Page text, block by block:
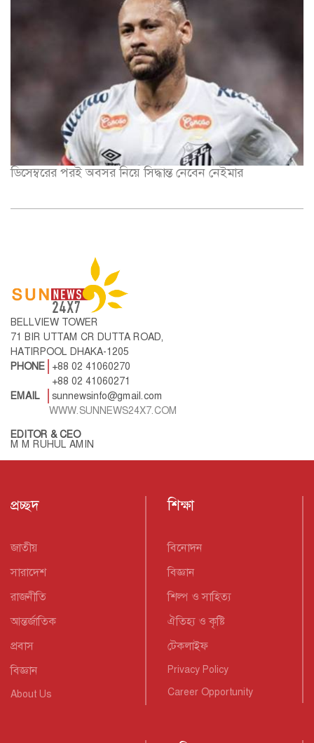
ডিসেম্বরের পরই অবসর নিয়ে সিদ্ধান্ত নেবেন নেইমার
BELLVIEW TOWER
71 BIR UTTAM CR DUTTA ROAD,
HATIRPOOL DHAKA-1205
PHONE
+88 02 41060270
+88 02 41060271
EMAIL
sunnewsinfo@gmail.com
WWW.SUNNEWS24X7.COM
EDITOR & CEO
M M RUHUL AMIN
প্রচ্ছদ
জাতীয়
সারাদেশ
রাজনীতি
আন্তর্জাতিক
প্রবাস
বিজ্ঞান
About Us
শিক্ষা
বিনোদন
বিজ্ঞান
শিল্প ও সাহিত্য
ঐতিহ্য ও কৃষ্টি
টেকলাইফ
Privacy Policy
Career Opportunity